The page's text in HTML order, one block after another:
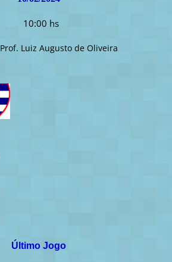
10:00 hs
Prof. Luiz Augusto de Oliveira
Último Jogo